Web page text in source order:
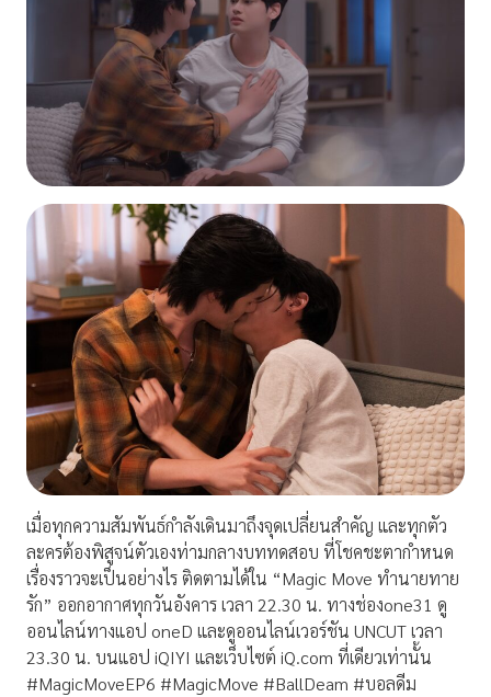
เมื่อทุกความสัมพันธ์กำลังเดินมาถึงจุดเปลี่ยนสำคัญ และทุกตัว
ละครต้องพิสูจน์ตัวเองท่ามกลางบททดสอบ ที่โชคชะตากำหนด
เรื่องราวจะเป็นอย่างไร ติดตามได้ใน “Magic Move ทำนายทาย
รัก” ออกอากาศทุกวันอังคาร เวลา 22.30 น. ทางช่องone31 ดู
ออนไลน์ทางแอป oneD และดูออนไลน์เวอร์ชัน UNCUT เวลา
23.30 น. บนแอป iQIYI และเว็บไซต์ iQ.com ที่เดียวเท่านั้น
#MagicMoveEP6 #MagicMove #BallDeam #บอลดีม